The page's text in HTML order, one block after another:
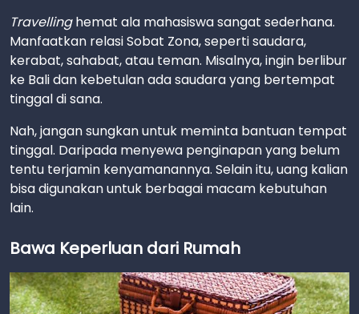
Travellinghemat ala mahasiswa sangat sederhana.
Manfaatkan relasi Sobat Zona, seperti saudara,
kerabat, sahabat, atau teman. Misalnya, ingin berlibur
ke Bali dan kebetulan ada saudara yang bertempat
tinggal di sana.
Nah, jangan sungkan untuk meminta bantuan tempat
tinggal. Daripada menyewa penginapan yang belum
tentu terjamin kenyamanannya. Selain itu, uang kalian
bisa digunakan untuk berbagai macam kebutuhan
lain.
Bawa Keperluan dari Rumah